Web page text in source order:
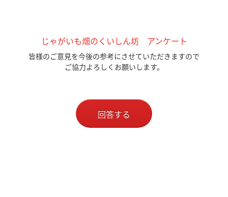
じゃがいも畑のくいしん坊 アンケート
皆様のご意見を今後の参考にさせていただきますので
ご協力よろしくお願いします。
回答する